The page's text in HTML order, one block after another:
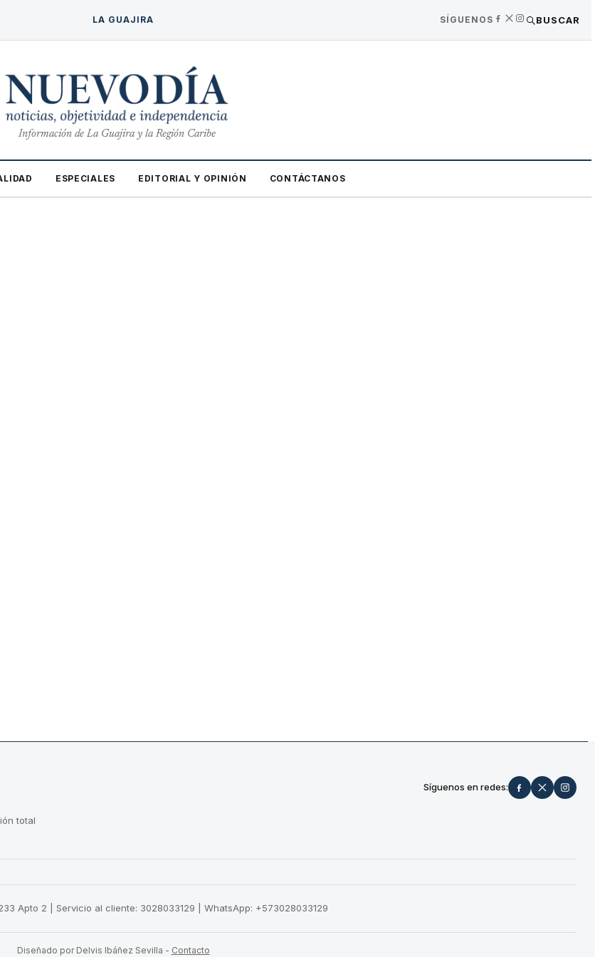
LA GUAJIRA SÍGUENOS BUSCAR
Información de La Guajira y la Región Caribe
ESPECIALES EDITORIAL Y OPINIÓN CONTÁCTANOS
total
Síguenos en redes:
Apto 2 | Servicio al cliente: 3028033129 | WhatsApp: +573028033129
Diseñado por Delvis Ibáñez Sevilla - Contacto